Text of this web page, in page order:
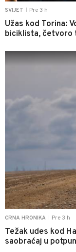
SVIJET Pre 3 h
Užas kod Torina:
biciklista, četvoro
CRNA HRONIKA Pre 3 h
Težak udes kod
saobraćaj u